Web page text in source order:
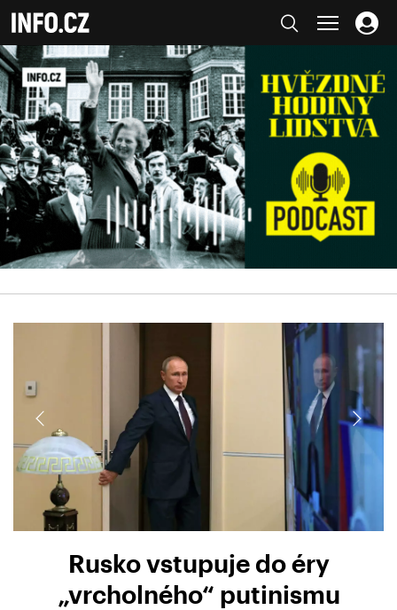
Rusko vstupuje do éry
„vrcholného“ putinismu